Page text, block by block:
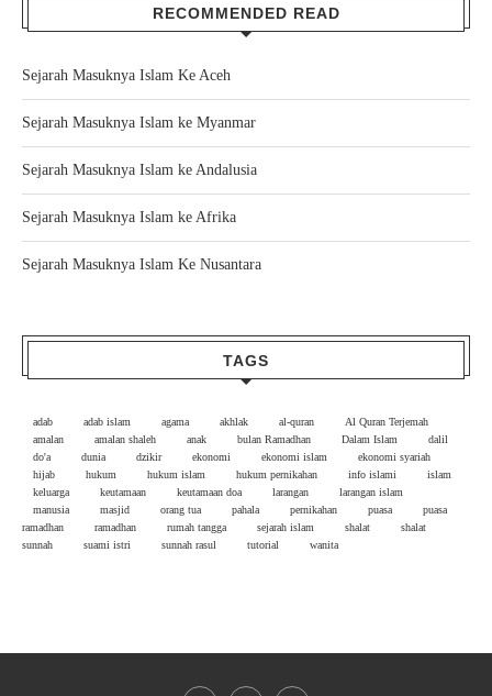
RECOMMENDED READ
Sejarah Masuknya Islam Ke Aceh
Sejarah Masuknya Islam ke Myanmar
Sejarah Masuknya Islam ke Andalusia
Sejarah Masuknya Islam ke Afrika
Sejarah Masuknya Islam Ke Nusantara
TAGS
adab adab islam agama akhlak al-quran
Al Quran Terjemah
amalan
amalan shaleh anak bulan Ramadhan Dalam Islam
dalil
do'a
dunia dzikir ekonomi ekonomi islam
ekonomi syariah
hijab
hukum hukum islam hukum pernikahan info islami
islam
keluarga
keutamaan keutamaan doa larangan
larangan islam
manusia
masjid orang tua pahala pernikahan puasa
puasa
ramadhan
ramadhan rumah tangga sejarah islam shalat
shalat
sunnah
suami istri sunnah rasul tutorial wanita